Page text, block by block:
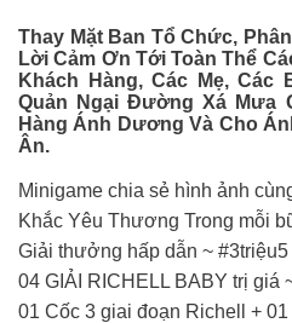
Thay Mặt Ban Tổ Chức,
Lời Cảm Ơn Tới Toàn Thể
Khách Hàng, Các Mẹ,
Quản Ngại Đường Xá Mưa
Hàng Ánh Dương Và Cho
Ân.
Minigame chia sẻ hình ảnh
Khắc Yêu Thương Trong mỗi
Giải thưởng hấp dẫn ~
04 GIẢI RICHELL BABY trị giá
01 Cốc 3 giai đoạn Richell +